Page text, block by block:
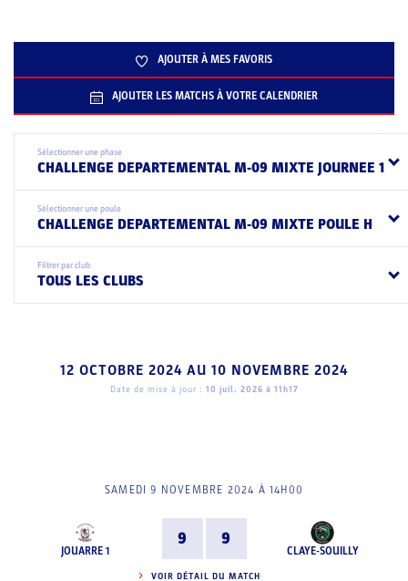
AJOUTER À MES FAVORIS
AJOUTER LES MATCHS À VOTRE CALENDRIER
Sélectionner une phase
CHALLENGE DEPARTEMENTAL M-09 MIXTE JOURNEE 1
Sélectionner une poule
CHALLENGE DEPARTEMENTAL M-09 MIXTE POULE H
Filtrer par club
TOUS LES CLUBS
12 OCTOBRE 2024 AU 10 NOVEMBRE 2024
Date de mise à jour : 10 juil. 2026 à 11h17
SAMEDI 9 NOVEMBRE 2024 À 14H00
JOUARRE 1
9 9
CLAYE-SOUILLY
VOIR DÉTAIL DU MATCH